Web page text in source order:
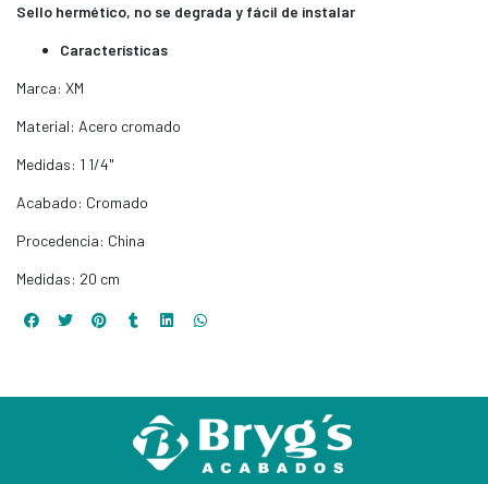
Sello hermético, no se degrada y fácil de instalar
Características
Marca: XM
Material: Acero cromado
Medidas: 1 1/4"
Acabado: Cromado
Procedencia: China
Medidas: 20 cm